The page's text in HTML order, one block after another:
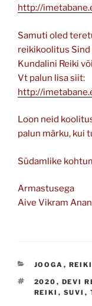
http://
Samuti oled
reikikoolitus Sind
Kundalini Reiki
Vt palun lisa siit:
http://
Loon neid
palun märku, kui
Südamlike
Armastusega
Aive Vikram
CATEGORIES
JOOGA , REIKI
TAGS
2020 , DEVI
REIKI , SUVI ,